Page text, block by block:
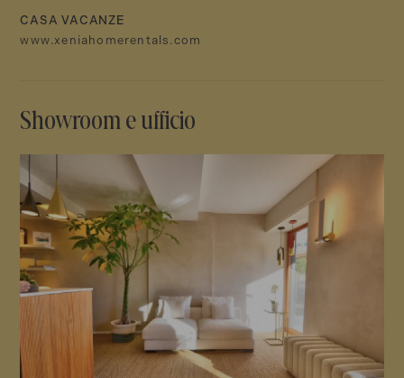
CASA VACANZE
www.xeniahomerentals.com
Showroom e ufficio